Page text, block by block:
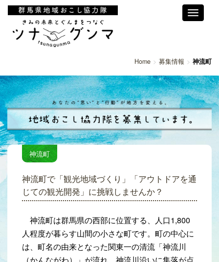
Toggle
Home 募集情報 神流町
神流町
神流町で「観光地域づくり」「アウトドアを通
じての観光開発」に挑戦しませんか？
神流町は群馬県の西部に位置する、人口1,800
人程度が暮らす山間の小さな町です。町の中心に
は、町名の由来となった関東一の清流「神流川
（かんながわ）」が流れ、神流川沿いに集落が点